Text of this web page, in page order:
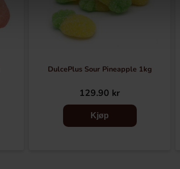
DulcePlus Sour Pineapple 1kg
129.90 kr
Kjøp